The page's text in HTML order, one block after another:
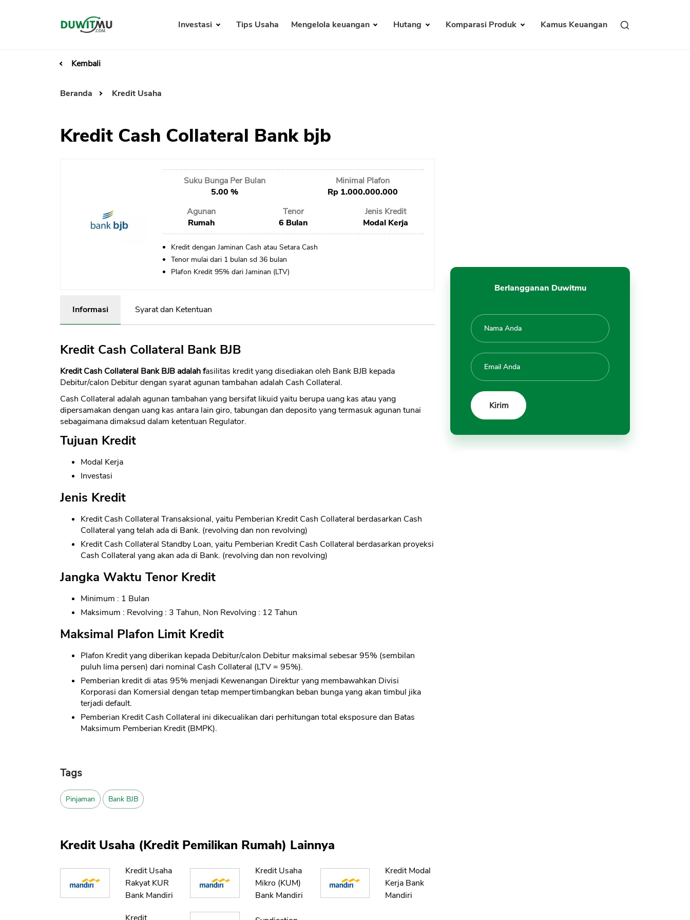
Investasi Tips Usaha Mengelola keuangan Hutang Komparasi Produk Kamus Keuangan
Kembali
Beranda Kredit Usaha
Kredit Cash Collateral Bank bjb
Suku Bunga Per Bulan
5.00 %
Minimal Plafon
Rp 1.000.000.000
Agunan
Rumah
Tenor
6 Bulan
Jenis Kredit
Modal Kerja
Kredit dengan Jaminan Cash atau Setara Cash
Tenor mulai dari 1 bulan sd 36 bulan
Plafon Kredit 95% dari Jaminan (LTV)
Informasi Syarat dan Ketentuan
Kredit Cash Collateral Bank BJB
Kredit Cash Collateral Bank BJB adalah fasilitas kredit yang disediakan oleh Bank BJB kepada
Debitur/calon Debitur dengan syarat agunan tambahan adalah Cash Collateral.
Cash Collateral adalah agunan tambahan yang bersifat likuid yaitu berupa uang kas atau yang
dipersamakan dengan uang kas antara lain giro, tabungan dan deposito yang termasuk agunan tunai
sebagaimana dimaksud dalam ketentuan Regulator.
Tujuan Kredit
Modal Kerja
Investasi
Jenis Kredit
Kredit Cash Collateral Transaksional, yaitu Pemberian Kredit Cash Collateral berdasarkan Cash
Collateral yang telah ada di Bank. (revolving dan non revolving)
Kredit Cash Collateral Standby Loan, yaitu Pemberian Kredit Cash Collateral berdasarkan proyeksi
Cash Collateral yang akan ada di Bank. (revolving dan non revolving)
Jangka Waktu Tenor Kredit
Minimum : 1 Bulan
Maksimum : Revolving : 3 Tahun, Non Revolving : 12 Tahun
Maksimal Plafon Limit Kredit
Plafon Kredit yang diberikan kepada Debitur/calon Debitur maksimal sebesar 95% (sembilan
puluh lima persen) dari nominal Cash Collateral (LTV = 95%).
Pemberian kredit di atas 95% menjadi Kewenangan Direktur yang membawahkan Divisi
Korporasi dan Komersial dengan tetap mempertimbangkan beban bunga yang akan timbul jika
terjadi default.
Pemberian Kredit Cash Collateral ini dikecualikan dari perhitungan total eksposure dan Batas
Maksimum Pemberian Kredit (BMPK).
Tags
Pinjaman Bank BJB
Kredit Usaha (Kredit Pemilikan Rumah) Lainnya
Kredit Usaha
Rakyat KUR
Bank Mandiri
Kredit Usaha
Mikro (KUM)
Bank Mandiri
Kredit Modal
Kerja Bank
Mandiri
Berlangganan Duwitmu